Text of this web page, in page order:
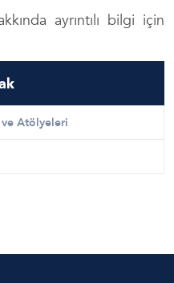
Atölyeleri
ayrıntılı bilgi için